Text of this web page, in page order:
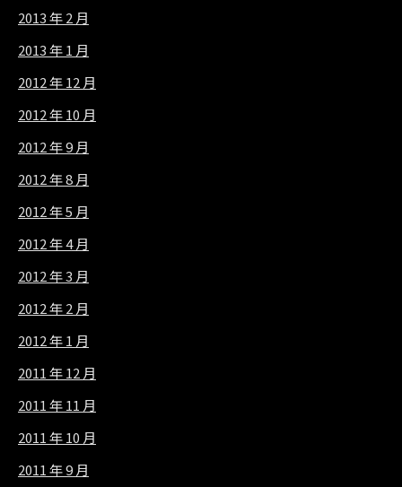
2013 年 2 月
2013 年 1 月
2012 年 12 月
2012 年 10 月
2012 年 9 月
2012 年 8 月
2012 年 5 月
2012 年 4 月
2012 年 3 月
2012 年 2 月
2012 年 1 月
2011 年 12 月
2011 年 11 月
2011 年 10 月
2011 年 9 月